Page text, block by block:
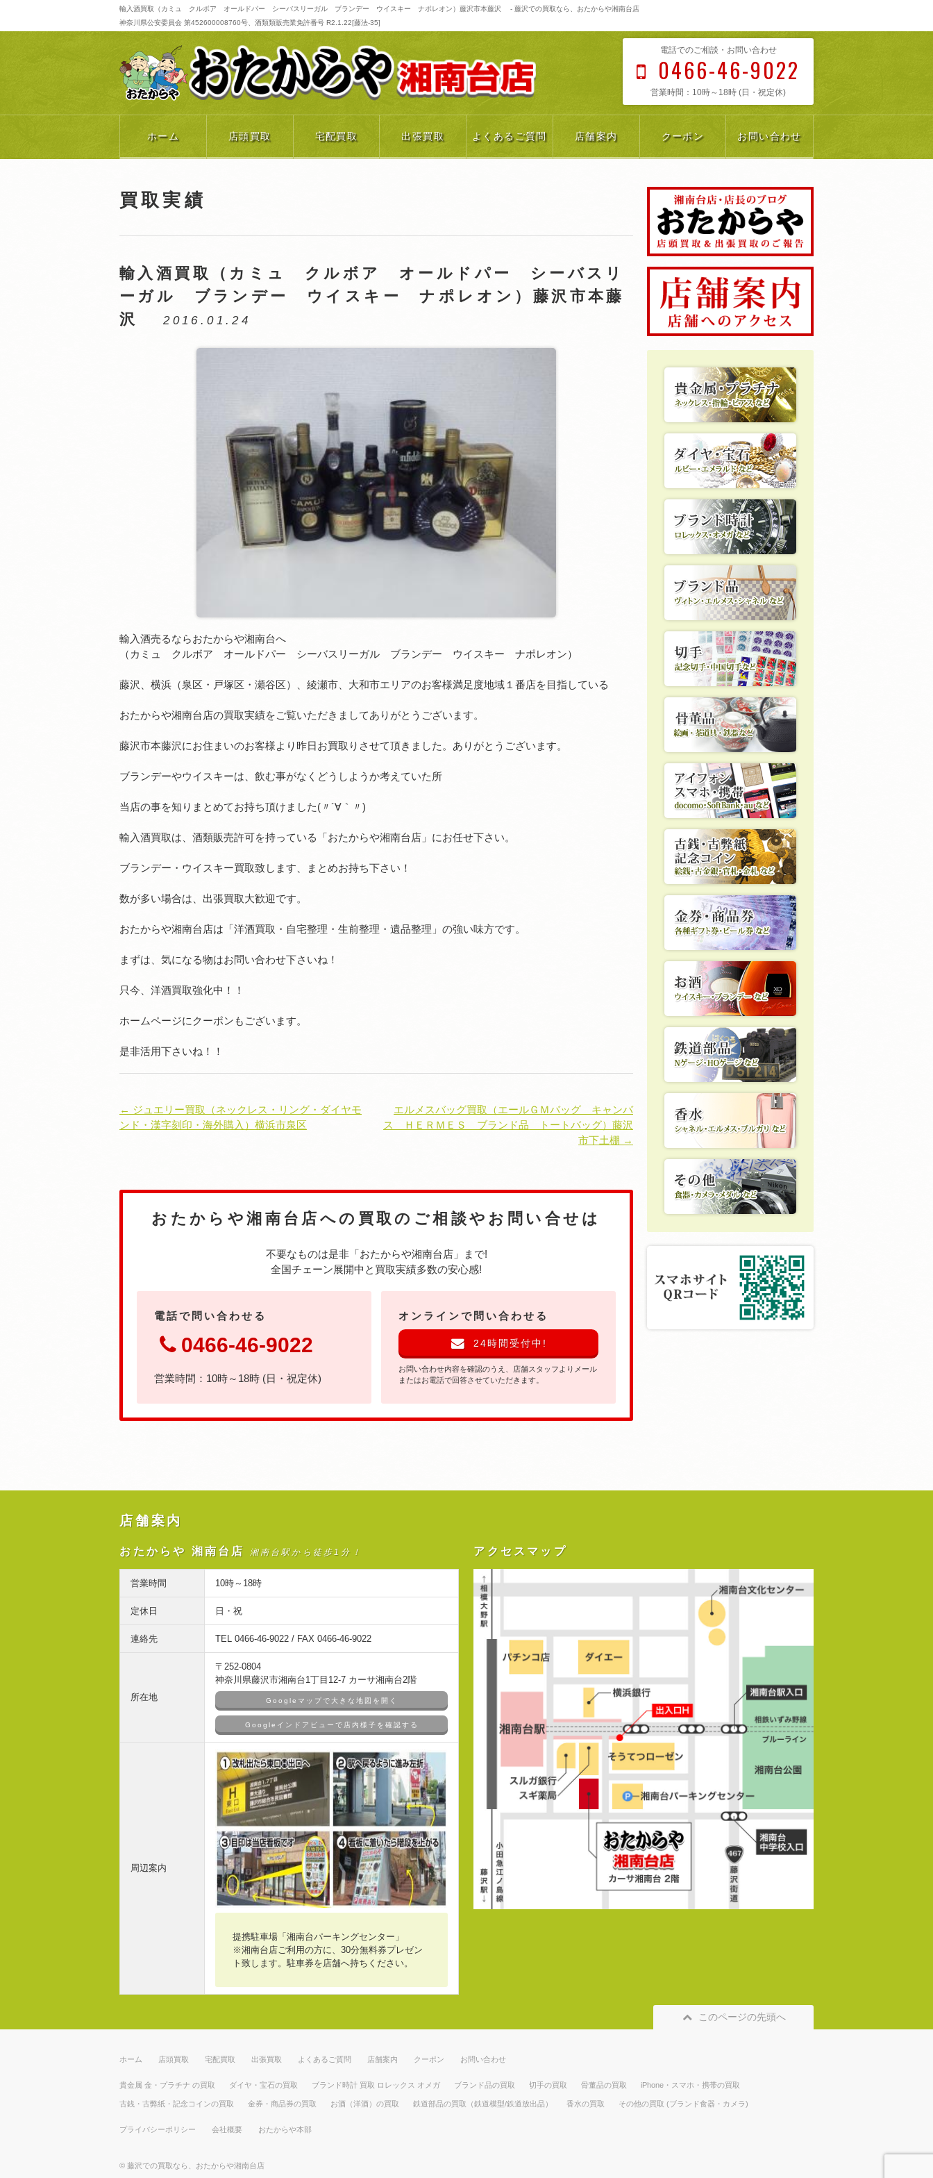
輸入酒買取（カミュ クルボア オールドパー シーバスリーガル ブランデー ウイスキー ナポレオン）藤沢市本藤沢 - 藤沢での買取なら、おたからや湘南台店
神奈川県公安委員会 第452600008760号、酒類類販売業免許番号 R2.1.22[藤法-35]
電話でのご相談・お問い合わせ
0466-46-9022
営業時間：10時～18時 (日・祝定休)
ホーム 店頭買取 宅配買取 出張買取 よくあるご質問 店舗案内 クーポン お問い合わせ
買取実績
輸入酒買取（カミュ クルボア オールドパー シーバスリ
ーガル ブランデー ウイスキー ナポレオン）藤沢市本藤
沢2016.01.24
輸入酒売るならおたからや湘南台へ
（カミュ クルボア オールドパー シーバスリーガル ブランデー ウイスキー ナポレオン）
藤沢、横浜（泉区・戸塚区・瀬谷区）、綾瀬市、大和市エリアのお客様満足度地域１番店を目指している
おたからや湘南台店の買取実績をご覧いただきましてありがとうございます。
藤沢市本藤沢にお住まいのお客様より昨日お買取りさせて頂きました。ありがとうございます。
ブランデーやウイスキーは、飲む事がなくどうしようか考えていた所
当店の事を知りまとめてお持ち頂けました(〃´∀｀〃)
輸入酒買取は、酒類販売許可を持っている「おたからや湘南台店」にお任せ下さい。
ブランデー・ウイスキー買取致します、まとめお持ち下さい！
数が多い場合は、出張買取大歓迎です。
おたからや湘南台店は「洋酒買取・自宅整理・生前整理・遺品整理」の強い味方です。
まずは、気になる物はお問い合わせ下さいね！
只今、洋酒買取強化中！！
ホームページにクーポンもございます。
是非活用下さいね！！
← ジュエリー買取（ネックレス・リング・ダイヤモ
ンド・漢字刻印・海外購入）横浜市泉区
エルメスバッグ買取（エールＧＭバッグ キャンバ
ス ＨＥＲＭＥＳ ブランド品 トートバッグ）藤沢
市下土棚 →
おたからや湘南台店への 買取のご相談やお問い合せは
不要なものは是非「おたからや湘南台店」まで!
全国チェーン展開中と買取実績多数の安心感!
電話で問い合わせる
0466-46-9022
営業時間：10時～18時 (日・祝定休)
オンラインで問い合わせる
24時間受付中!
お問い合わせ内容を確認のうえ、店舗スタッフよりメール
またはお電話で回答させていただきます。
店舗案内
おたからや 湘南台店 湘南台駅から徒歩1分！
営業時間 10時～18時
定休日 日・祝
連絡先 TEL 0466-46-9022 / FAX 0466-46-9022
所在地
〒252-0804
神奈川県藤沢市湘南台1丁目12-7 カーサ湘南台2階
Googleマップで大きな地図を開く
Googleインドアビューで店内様子を確認する
周辺案内
提携駐車場「湘南台パーキングセンター」
※湘南台店ご利用の方に、30分無料券プレゼン
ト致します。駐車券を店舗へ持ちください。
アクセスマップ
このページの先頭へ
ホーム 店頭買取 宅配買取 出張買取 よくあるご質問 店舗案内 クーポン お問い合わせ
貴金属 金・プラチナ の買取 ダイヤ・宝石の買取 ブランド時計 買取 ロレックス オメガ ブランド品の買取 切手の買取 骨董品の買取 iPhone・スマホ・携帯の買取
古銭・古弊紙・記念コインの買取 金券・商品券の買取 お酒（洋酒）の買取 鉄道部品の買取（鉄道模型/鉄道放出品） 香水の買取 その他の買取 (ブランド食器・カメラ)
プライバシーポリシー 会社概要 おたからや本部
© 藤沢での買取なら、おたからや湘南台店